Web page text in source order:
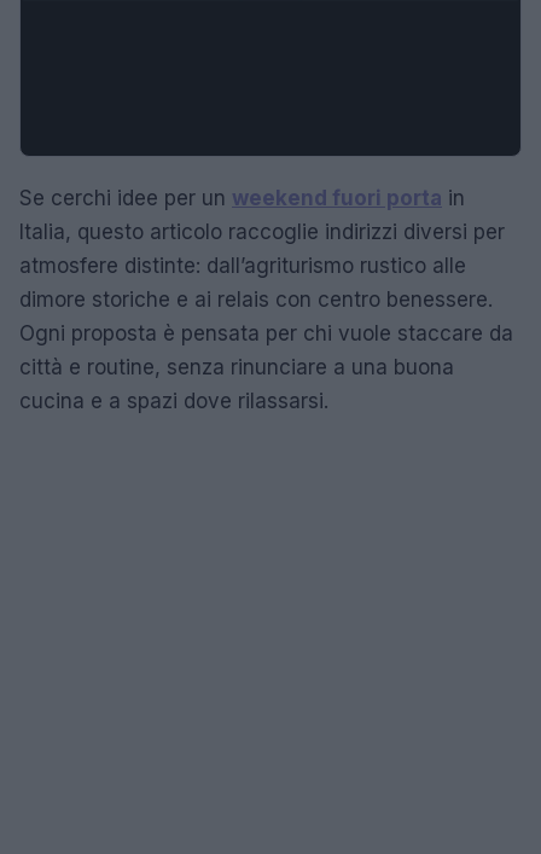
Se cerchi idee per un weekend fuori porta in
Italia, questo articolo raccoglie indirizzi diversi per
atmosfere distinte: dall’agriturismo rustico alle
dimore storiche e ai relais con centro benessere.
Ogni proposta è pensata per chi vuole staccare da
città e routine, senza rinunciare a una buona
cucina e a spazi dove rilassarsi.